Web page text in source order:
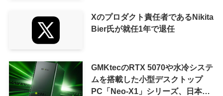
Xのプロダクト責任者であるNikita
Bier氏が就任1年で退任
GMKtecのRTX 5070や水冷システ
ムを搭載した小型デスクトップ
PC「Neo-X1」シリーズ、日本で